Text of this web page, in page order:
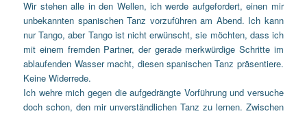
Wir stehen alle in den Wellen, ich werde aufgefordert, einen mir
unbekannten spanischen Tanz vorzuführen am Abend. Ich kann
nur Tango, aber Tango ist nicht erwünscht, sie möchten, dass ich
mit einem fremden Partner, der gerade merkwürdige Schritte im
ablaufenden Wasser macht, diesen spanischen Tanz präsentiere.
Keine Widerrede.
Ich wehre mich gegen die aufgedrängte Vorführung und versuche
doch schon, den mir unverständlichen Tanz zu lernen. Zwischen